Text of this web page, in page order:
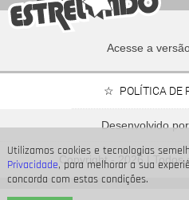
Utilizamos cookies e tecnologias
Privacidade, para melhorar a sua
concorda com estas condições.
Bruna Marquezine, Camila
Relembre os amores - e
affairs
Acesse a
POLÍTICA DE
Desenvolvido
Copyright - 2026 | Todos